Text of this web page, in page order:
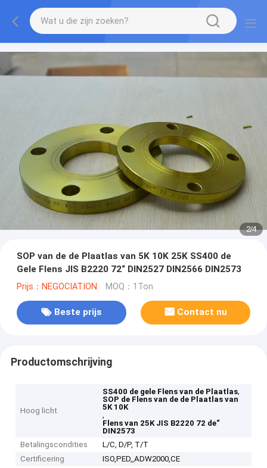
2/4
SOP van de de Plaatlas van 5K 10K 25K SS400 de
Gele Flens JIS B2220 72“ DIN2527 DIN2566 DIN2573
Prijs：NEGOCIATION MOQ：1Ton
Beste prijs Contact nu
Productomschrijving
Hoog licht
SS400 de gele Flens van de Plaatlas,
SOP de Flens van de de Plaatlas van
5K 10K
,
Flens van 25K JIS B2220 72 de“
DIN2573
Betalingscondities
L/C, D/P, T/T
Certificering
ISO,PED,,ADW2000,CE